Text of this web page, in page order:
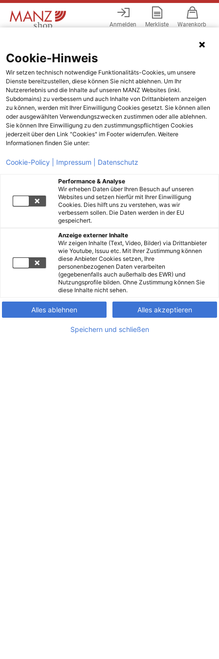
Anmelden Merkliste Warenkorb
Cookie-Hinweis
Wir setzen technisch notwendige Funktionalitäts-Cookies, um unsere
Dienste bereitzustellen, diese können Sie nicht ablehnen. Um Ihr
Nutzererlebnis und die Inhalte auf unseren MANZ Websites (inkl.
Subdomains) zu verbessern und auch Inhalte von Drittanbietern anzeigen
zu können, werden mit Ihrer Einwilligung Cookies gesetzt. Sie können allen
oder ausgewählten Verwendungszwecken zustimmen oder alle ablehnen.
Sie können Ihre Einwilligung zu den zustimmungspflichtigen Cookies
jederzeit über den Link "Cookies" im Footer widerrufen. Weitere
Informationen finden Sie unter:
Cookie-Policy | Impressum | Datenschutz
Performance & Analyse
Wir erheben Daten über Ihren Besuch auf unseren
Websites und setzen hierfür mit Ihrer Einwilligung
Cookies. Dies hilft uns zu verstehen, was wir
verbessern sollen. Die Daten werden in der EU
gespeichert.
Anzeige externer Inhalte
Wir zeigen Inhalte (Text, Video, Bilder) via Drittanbieter
wie Youtube, Issuu etc. Mit Ihrer Zustimmung können
diese Anbieter Cookies setzen, Ihre
personenbezogenen Daten verarbeiten
(gegebenenfalls auch außerhalb des EWR) und
Nutzungsprofile bilden. Ohne Zustimmung können Sie
diese Inhalte nicht sehen.
Alles ablehnen Alles akzeptieren
Speichern und schließen